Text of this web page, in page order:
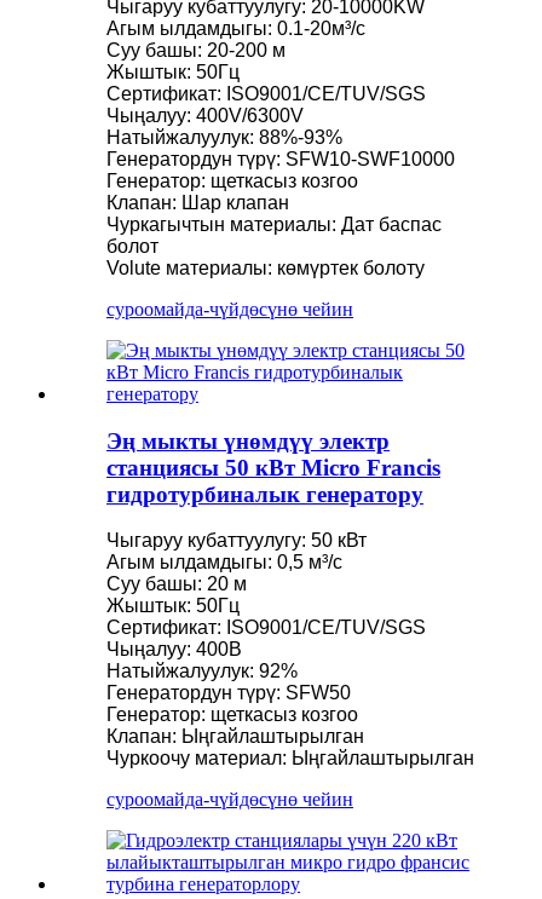
Чыгаруу кубаттуулугу: 20-10000KW
Агым ылдамдыгы: 0.1-20м³/с
Суу башы: 20-200 м
Жыштык: 50Гц
Сертификат: ISO9001/CE/TUV/SGS
Чыңалуу: 400V/6300V
Натыйжалуулук: 88%-93%
Генератордун түрү: SFW10-SWF10000
Генератор: щеткасыз козгоо
Клапан: Шар клапан
Чуркагычтын материалы: Дат баспас
болот
Volute материалы: көмүртек болоту
суроомайда-чүйдөсүнө чейин
Эң мыкты үнөмдүү электр
станциясы 50 кВт Micro Francis
гидротурбиналык генератору
Чыгаруу кубаттуулугу: 50 кВт
Агым ылдамдыгы: 0,5 м³/с
Суу башы: 20 м
Жыштык: 50Гц
Сертификат: ISO9001/CE/TUV/SGS
Чыңалуу: 400В
Натыйжалуулук: 92%
Генератордун түрү: SFW50
Генератор: щеткасыз козгоо
Клапан: Ыңгайлаштырылган
Чуркоочу материал: Ыңгайлаштырылган
суроомайда-чүйдөсүнө чейин